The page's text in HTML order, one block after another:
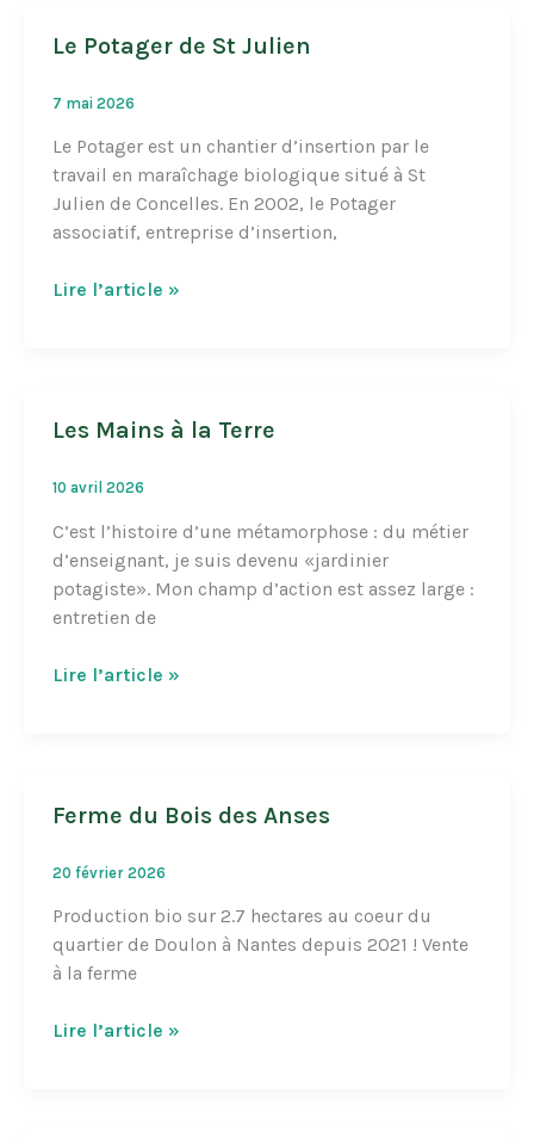
Le Potager de St Julien
7 mai 2026
Le Potager est un chantier d’insertion par le
travail en maraîchage biologique situé à St
Julien de Concelles. En 2002, le Potager
associatif, entreprise d’insertion,
Le
Lire l’article »
Les Mains à la Terre
10 avril 2026
C’est l’histoire d’une métamorphose : du métier
d’enseignant, je suis devenu «jardinier
potagiste». Mon champ d’action est assez large :
entretien de
Les
Lire l’article »
Ferme du Bois des Anses
20 février 2026
Production bio sur 2.7 hectares au coeur du
quartier de Doulon à Nantes depuis 2021 ! Vente
à la ferme
Ferme
Lire l’article »